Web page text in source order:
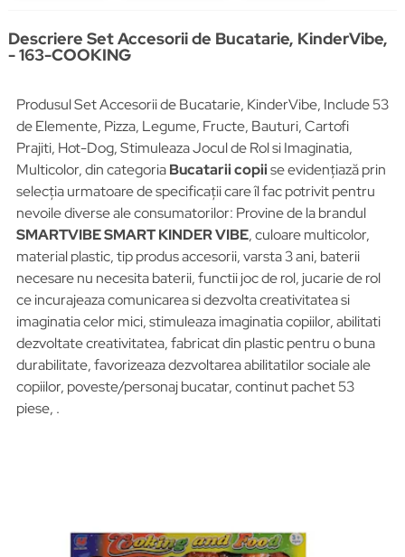
Descriere Set Accesorii de Bucatarie, KinderVibe,
- 163-COOKING
Produsul Set Accesorii de Bucatarie, KinderVibe, Include 53
de Elemente, Pizza, Legume, Fructe, Bauturi, Cartofi
Prajiti, Hot-Dog, Stimuleaza Jocul de Rol si Imaginatia,
Multicolor, din categoriaBucatarii copiise evidențiază prin
selecția urmatoare de specificații care îl fac potrivit pentru
nevoile diverse ale consumatorilor: Provine de la brandul
SMARTVIBE SMART KINDER VIBE, culoare multicolor,
material plastic, tip produs accesorii, varsta 3 ani, baterii
necesare nu necesita baterii, functii joc de rol, jucarie de rol
ce incurajeaza comunicarea si dezvolta creativitatea si
imaginatia celor mici, stimuleaza imaginatia copiilor, abilitati
dezvoltate creativitatea, fabricat din plastic pentru o buna
durabilitate, favorizeaza dezvoltarea abilitatilor sociale ale
copiilor, poveste/personaj bucatar, continut pachet 53
piese, .